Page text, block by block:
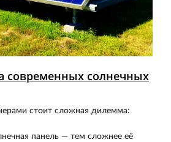
современных солнечных
стоит сложная дилемма:
панель — тем сложнее её